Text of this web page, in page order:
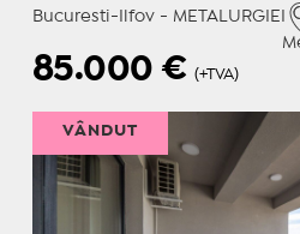
Bucuresti-Ilfov - METALURGIEI
85.000€ (+TVA)
VÂNDUT